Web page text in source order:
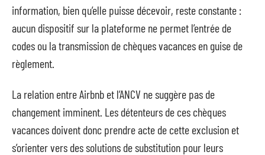
information, bien qu’elle puisse décevoir, reste constante :
aucun dispositif sur la plateforme ne permet l’entrée de
codes ou la transmission de chèques vacances en guise de
règlement.
La relation entre Airbnb et l’ANCV ne suggère pas de
changement imminent. Les détenteurs de ces chèques
vacances doivent donc prendre acte de cette exclusion et
s’orienter vers des solutions de substitution pour leurs